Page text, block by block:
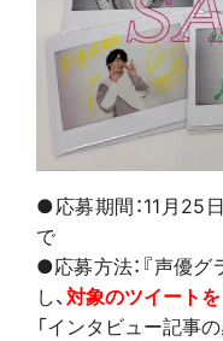
●応募期間：11月25
で
●応募方法：『声優
し、 対象のツイートを
「インタビュー記事